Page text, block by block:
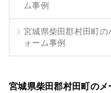
ム事例
宮城県柴田郡村田町の
ォーム事例
宮城県柴田郡村田町の